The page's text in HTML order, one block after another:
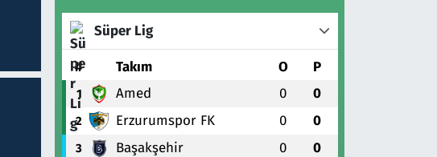
Süper Lig
# Takım O P
1 Amed 0 0
2 Erzurumspor FK 0 0
3 Başakşehir 0 0